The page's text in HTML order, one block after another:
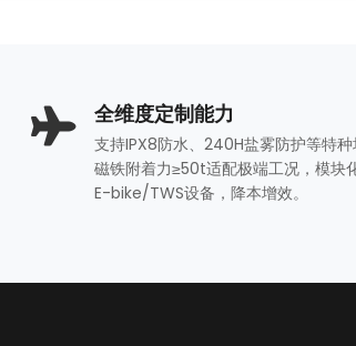
全维度定制能力
支持IPX8防水、240H盐雾防护等特种
磁铁附着力≥50t适配极端工况，模块
E-bike/TWS设备，降本增效。